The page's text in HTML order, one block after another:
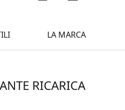
LA MARCA
RICARICA